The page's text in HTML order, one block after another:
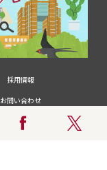
採用情報
お問い合わせ
卒業生の皆さま